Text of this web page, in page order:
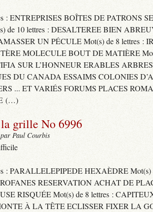
: ENTREPRISES BOÎTES DE PATRONS
de 10 lettres : DESALTEREE BIEN
UN PÉCULE Mot(s) de 8 lettres :
MOLECULE BOUT DE MATIÈRE
SUR L’HONNEUR ERABLES ARBRES
DU CANADA ESSAIMS COLONIES
... ET VARIÉS FORUMS PLACES
(…)
grille No 6996
Paul Courbis
: PARALLELEPIPEDE HEXAÈDRE Mot(s)
RESERVATION ACHAT DE
RISQUÉE Mot(s) de 8 lettres :
À LA TÊTE ECLISSER FIXER LA